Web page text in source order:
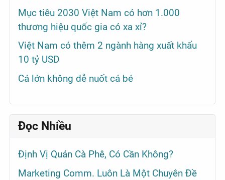
Mục tiêu 2030 Việt Nam có hơn 1.000
thương hiệu quốc gia có xa xỉ?
Việt Nam có thêm 2 ngành hàng xuất khẩu
10 tỷ USD
Cá lớn không dễ nuốt cá bé
Đọc Nhiều
Định Vị Quán Cà Phê, Có Cần Không?
Marketing Comm. Luôn Là Một Chuyên Đề